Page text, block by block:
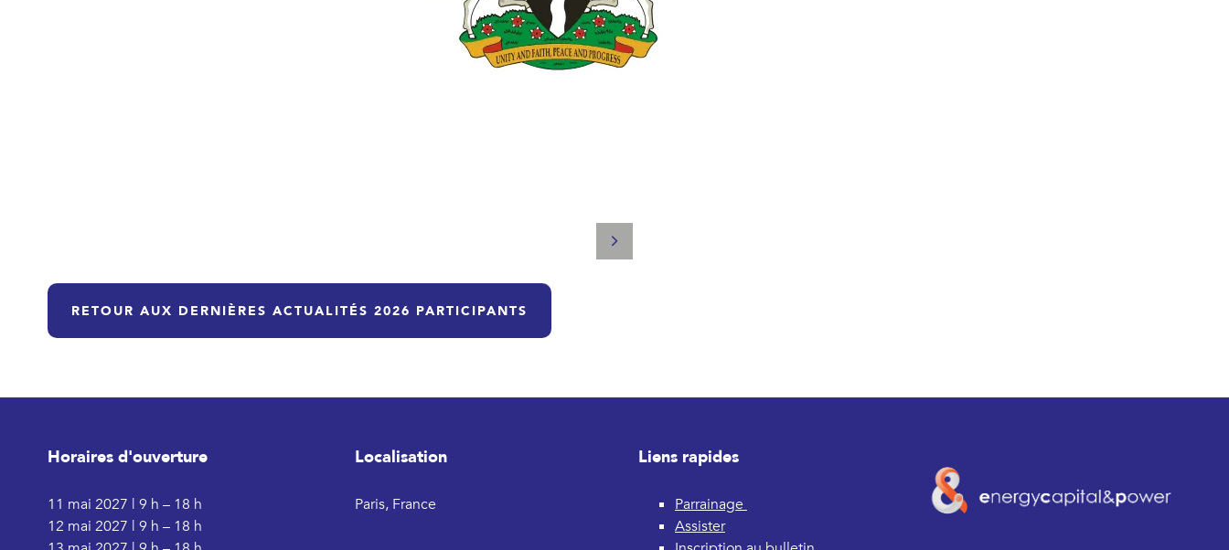
RETOUR AUX DERNIÈRES ACTUALITÉS 2026 PARTICIPANTS
Horaires d'ouverture
11 mai 2027 | 9 h – 18 h
12 mai 2027 | 9 h – 18 h
Localisation
Paris, France
Liens rapides
Parrainage
Assister